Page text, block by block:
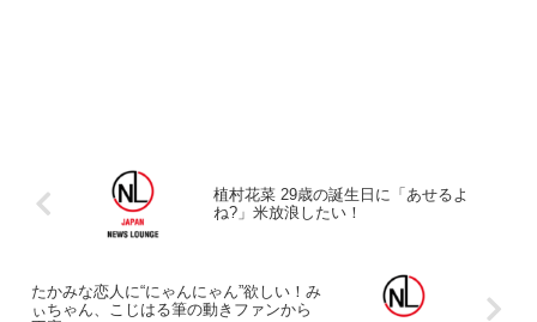
植村花菜 29歳の誕生日に「あせるよ
ね?」米放浪したい！
たかみな恋人に“にゃんにゃん”欲しい！み
ぃちゃん、こじはる筆の動きファンから